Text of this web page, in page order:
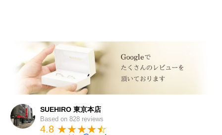
SUEHIRO 東京本店
Based on 828 reviews
4.8 ★★★★★
☆